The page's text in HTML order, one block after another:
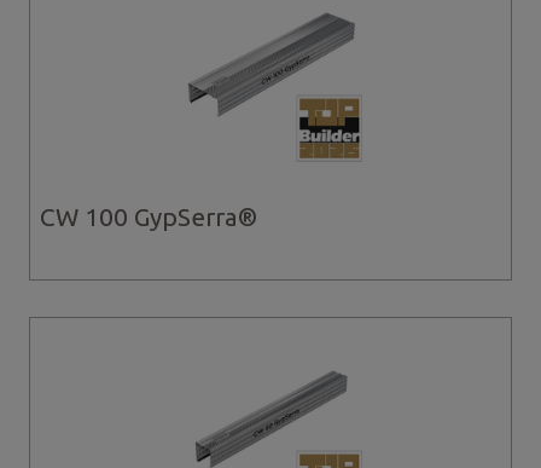
CW 100 GypSerra®